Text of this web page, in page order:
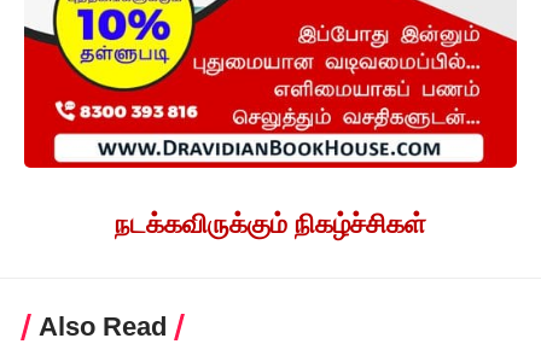
நடக்கவிருக்கும் நிகழ்ச்சிகள்
Also Read